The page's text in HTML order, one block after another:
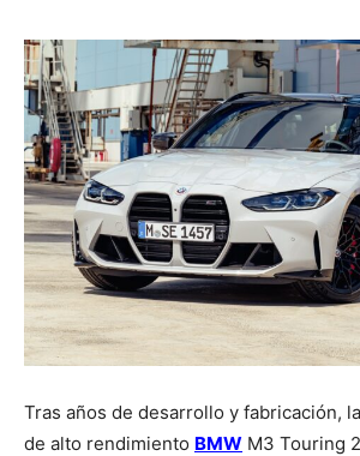
Tras años de desarrollo y fabricación,
de alto rendimiento BMW M3 Touring